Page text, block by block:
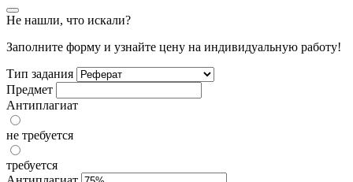
Не нашли, что искали?
Заполните форму и узнайте цену на индивидуальную работу!
Тип задания
Предмет
Антиплагиат
не требуется
требуется